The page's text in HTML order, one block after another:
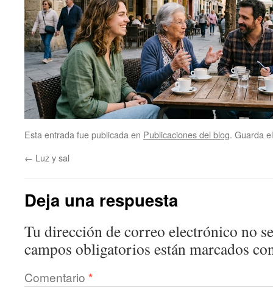
Esta entrada fue publicada en Publicaciones del blog. Guarda
← Luz y sal
Deja una respuesta
Tu dirección de correo electrónico no
campos obligatorios están marcados
Comentario *